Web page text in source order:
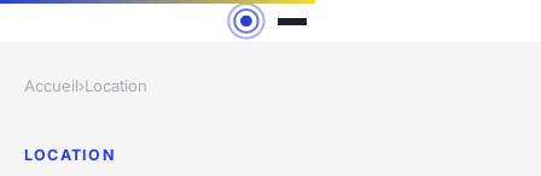
Accueil›Location
LOCATION